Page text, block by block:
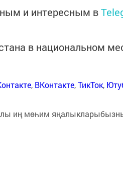
и интересным в
в национальном
, ВКонтакте,ТикТок,
иң мөһим